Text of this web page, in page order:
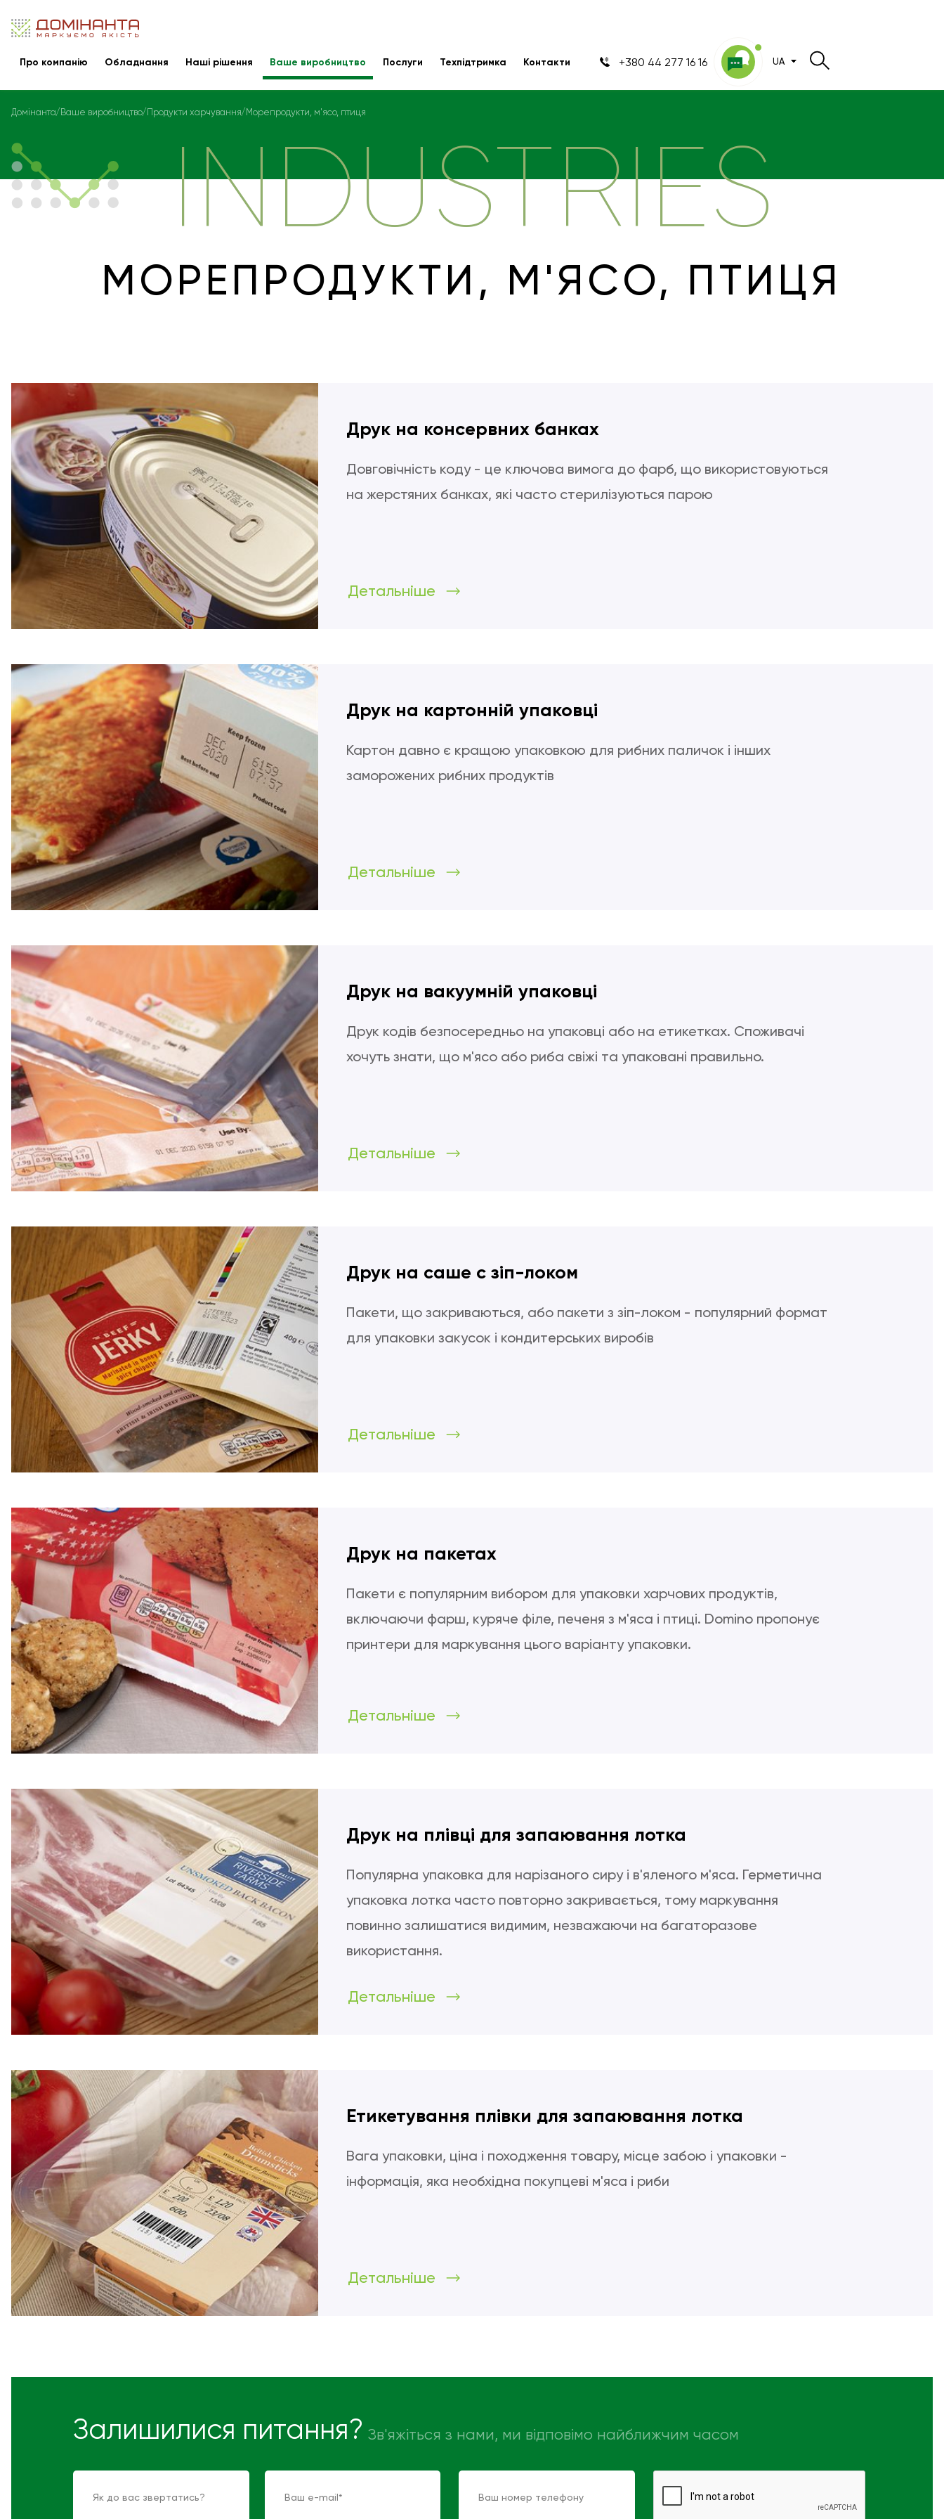
Про компанію Обладнання Наші рішення Ваше виробництво Послуги Техпідтримка Контакти +380 44 277 16 16 UA
Домінанта Ваше виробництво Продукти харчування Морепродукти, м'ясо, птиця
INDUSTRIES
МОРЕПРОДУКТИ, М'ЯСО, ПТИЦЯ
Друк на консервних банках
Довговічність коду - це ключова вимога до фарб, що використовуються
на жерстяних банках, які часто стерилізуються парою
Детальніше
Друк на картонній упаковці
Картон давно є кращою упаковкою для рибних паличок і інших
заморожених рибних продуктів
Детальніше
Друк на вакуумній упаковці
Друк кодів безпосередньо на упаковці або на етикетках. Споживачі
хочуть знати, що м'ясо або риба свіжі та упаковані правильно.
Детальніше
Друк на саше с зіп-локом
Пакети, що закриваються, або пакети з зіп-локом - популярний формат
для упаковки закусок і кондитерських виробів
Детальніше
Друк на пакетах
Пакети є популярним вибором для упаковки харчових продуктів,
включаючи фарш, куряче філе, печеня з м'яса і птиці. Domino пропонує
принтери для маркування цього варіанту упаковки.
Детальніше
Друк на плівці для запаювання лотка
Популярна упаковка для нарізаного сиру і в'яленого м'яса. Герметична
упаковка лотка часто повторно закривається, тому маркування
повинно залишатися видимим, незважаючи на багаторазове
використання.
Детальніше
Етикетування плівки для запаювання лотка
Вага упаковки, ціна і походження товару, місце забою і упаковки -
інформація, яка необхідна покупцеві м'яса і риби
Детальніше
Залишилися питання? Зв'яжіться з нами, ми відповімо найближчим часом